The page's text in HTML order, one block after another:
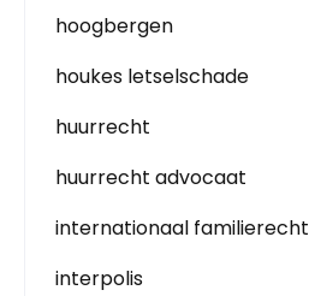
hoogbergen
houkes letselschade
huurrecht
huurrecht advocaat
internationaal familierecht
interpolis